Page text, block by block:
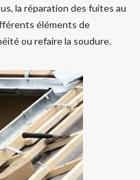
la réparation des fuites au
éléments de
ou refaire la soudure.